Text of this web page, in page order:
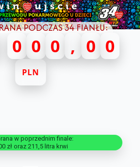
PODCZAS 34 FIANŁU:
0 0 0 , 0 0
PLN
w poprzednim finale:
zł oraz 211,5 litra krwi